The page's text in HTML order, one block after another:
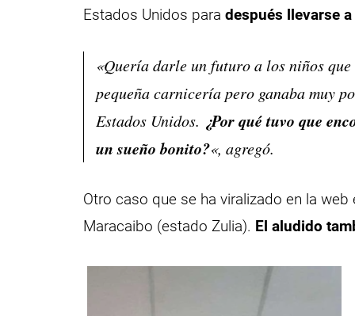
Estados Unidos paradespués llevarse
«Quería darle un futuro a los niños
pequeña carnicería pero ganaba muy
Estados Unidos. ¿Por qué tuvo que
un sueño bonito?«, agregó.
Otro caso que se ha viralizado en la
Maracaibo (estado Zulia). El aludido